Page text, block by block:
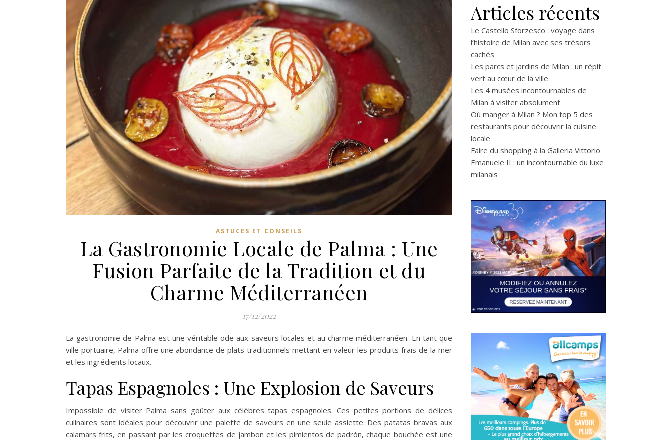
ASTUCES ET CONSEILS
La Gastronomie Locale de Palma : Une
Fusion Parfaite de la Tradition et du
Charme Méditerranéen
17/12/2022
La gastronomie de Palma est une véritable ode aux saveurs locales et au charme méditerranéen. En tant que
ville portuaire, Palma offre une abondance de plats traditionnels mettant en valeur les produits frais de la mer
et les ingrédients locaux.
Tapas Espagnoles : Une Explosion de Saveurs
Impossible de visiter Palma sans goûter aux célèbres tapas espagnoles. Ces petites portions de délices
culinaires sont idéales pour découvrir une palette de saveurs en une seule assiette. Des patatas bravas aux
calamars frits, en passant par les croquettes de jambon et les pimientos de padrón, chaque bouchée est une
Articles récents
Le Castello Sforzesco : voyage dans
l’histoire de Milan avec ses trésors
cachés
Les parcs et jardins de Milan : un répit
vert au cœur de la ville
Les 4 musées incontournables de
Milan à visiter absolument
Où manger à Milan ? Mon top 5 des
restaurants pour découvrir la cuisine
locale
Faire du shopping à la Galleria Vittorio
Emanuele II : un incontournable du luxe
milanais